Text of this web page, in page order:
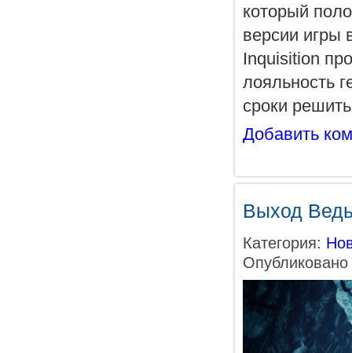
который
версии игры
Inquisition
лояльность
сроки
Добавить
Выход
Категория: